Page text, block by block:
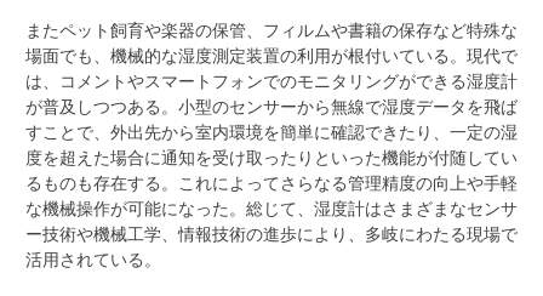
またペット飼育や楽器の保管、フィルムや書籍の保存など特殊な
場面でも、機械的な湿度測定装置の利用が根付いている。現代で
は、コメントやスマートフォンでのモニタリングができる湿度計
が普及しつつある。小型のセンサーから無線で湿度データを飛ば
すことで、外出先から室内環境を簡単に確認できたり、一定の湿
度を超えた場合に通知を受け取ったりといった機能が付随してい
るものも存在する。これによってさらなる管理精度の向上や手軽
な機械操作が可能になった。総じて、湿度計はさまざまなセンサ
ー技術や機械工学、情報技術の進歩により、多岐にわたる現場で
活用されている。